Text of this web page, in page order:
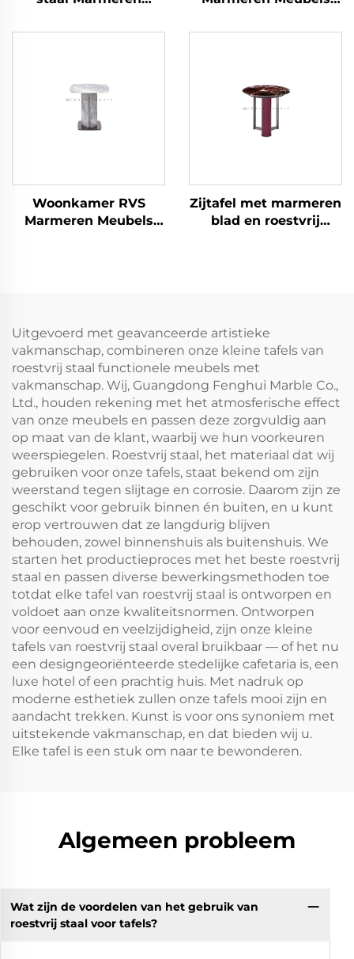
Woonkamer RVS
Marmeren Meubels
Zijtafel met marmeren
blad en roestvrij
Uitgevoerd met geavanceerde artistieke
vakmanschap, combineren onze kleine tafels van
roestvrij staal functionele meubels met
vakmanschap. Wij, Guangdong Fenghui Marble Co.,
Ltd., houden rekening met het atmosferische effect
van onze meubels en passen deze zorgvuldig aan
op maat van de klant, waarbij we hun voorkeuren
weerspiegelen. Roestvrij staal, het materiaal dat wij
gebruiken voor onze tafels, staat bekend om zijn
weerstand tegen slijtage en corrosie. Daarom zijn ze
geschikt voor gebruik binnen én buiten, en u kunt
erop vertrouwen dat ze langdurig blijven
behouden, zowel binnenshuis als buitenshuis. We
starten het productieproces met het beste roestvrij
staal en passen diverse bewerkingsmethoden toe
totdat elke tafel van roestvrij staal is ontworpen en
voldoet aan onze kwaliteitsnormen. Ontworpen
voor eenvoud en veelzijdigheid, zijn onze kleine
tafels van roestvrij staal overal bruikbaar — of het nu
een designgeoriënteerde stedelijke cafetaria is, een
luxe hotel of een prachtig huis. Met nadruk op
moderne esthetiek zullen onze tafels mooi zijn en
aandacht trekken. Kunst is voor ons synoniem met
uitstekende vakmanschap, en dat bieden wij u.
Elke tafel is een stuk om naar te bewonderen.
Algemeen probleem
Wat zijn de voordelen van het gebruik van
roestvrij staal voor tafels?